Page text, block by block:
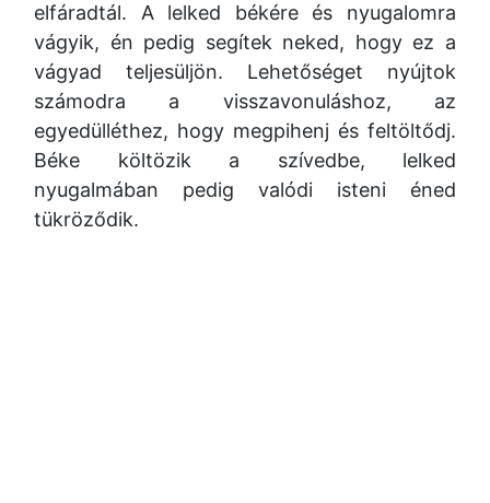
elfáradtál. A lelked békére és nyugalomra
vágyik, én pedig segítek neked, hogy ez a
vágyad teljesüljön. Lehetőséget nyújtok
számodra a visszavonuláshoz, az
egyedülléthez, hogy megpihenj és feltöltődj.
Béke költözik a szívedbe, lelked
nyugalmában pedig valódi isteni éned
tükröződik.